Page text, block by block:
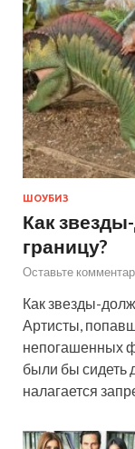
ШОУБИЗ
Как
границу?
Оставьте
Как звезды-
Артисты,
непогашенных
были бы сидеть
налагается